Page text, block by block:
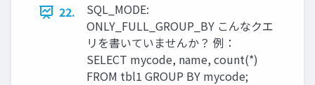
22.
SQL_MODE:
ONLY_FULL_GROUP_BY こんなクエ
リを書いていませんか？ 例：
SELECT mycode, name, count(*)
FROM tbl1 GROUP BY mycode;